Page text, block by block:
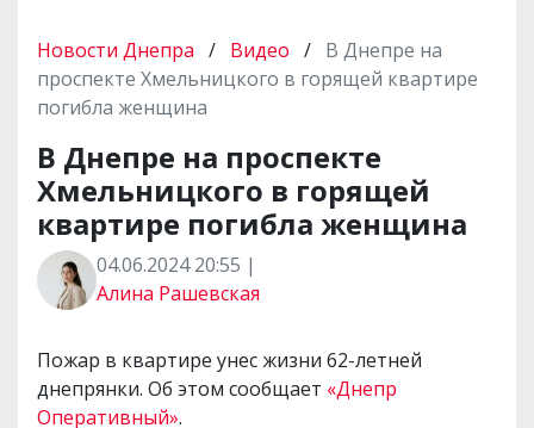
Новости Днепра / Видео / В Днепре на
проспекте Хмельницкого в горящей квартире
погибла женщина
В Днепре на проспекте
Хмельницкого в горящей
квартире погибла женщина
04.06.2024 20:55 |
Алина Рашевская
Пожар в квартире унес жизни 62-летней
днепрянки. Об этом сообщает «Днепр
Оперативный».